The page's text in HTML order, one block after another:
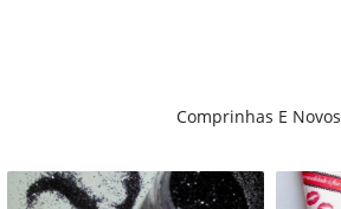
Comprinhas E